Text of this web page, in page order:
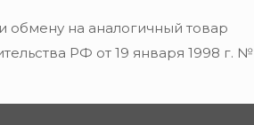
обмену на аналогичный товар
РФ от 19 января 1998 г. №